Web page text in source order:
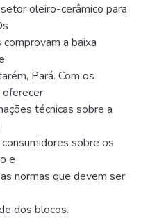
oleiro-cerâmico para
a baixa
Pará. Com os
técnicas sobre a
sobre os
e
normas que devem ser
dos blocos.